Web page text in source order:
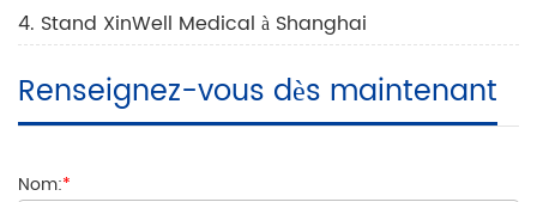
4. Stand XinWell Medical à Shanghai
Renseignez-vous dès maintenant
Nom:*